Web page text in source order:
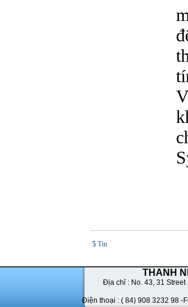
5 Tin
THANH
Địa chỉ : No. 43, 31 Street
Điện thoại : ( 84) 908 3232 98 -